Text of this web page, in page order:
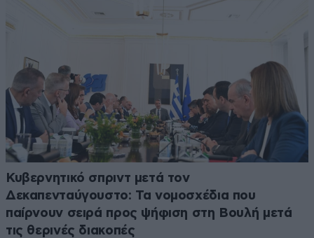
Κυβερνητικό σπριντ μετά τον
Δεκαπενταύγουστο: Τα νομοσχέδια που
παίρνουν σειρά προς ψήφιση στη Βουλή μετά
τις θερινές διακοπές